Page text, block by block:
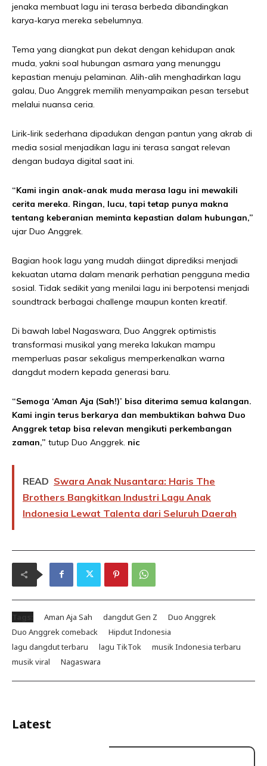
jenaka membuat lagu ini terasa berbeda dibandingkan
karya-karya mereka sebelumnya.
Tema yang diangkat pun dekat dengan kehidupan anak
muda, yakni soal hubungan asmara yang menunggu
kepastian menuju pelaminan. Alih-alih menghadirkan lagu
galau, Duo Anggrek memilih menyampaikan pesan tersebut
melalui nuansa ceria.
Lirik-lirik sederhana dipadukan dengan pantun yang akrab di
media sosial menjadikan lagu ini terasa sangat relevan
dengan budaya digital saat ini.
“Kami ingin anak-anak muda merasa lagu ini mewakili
cerita mereka. Ringan, lucu, tapi tetap punya makna
tentang keberanian meminta kepastian dalam hubungan,”
ujar Duo Anggrek.
Bagian hook lagu yang mudah diingat diprediksi menjadi
kekuatan utama dalam menarik perhatian pengguna media
sosial. Tidak sedikit yang menilai lagu ini berpotensi menjadi
soundtrack berbagai challenge maupun konten kreatif.
Di bawah label Nagaswara, Duo Anggrek optimistis
transformasi musikal yang mereka lakukan mampu
memperluas pasar sekaligus memperkenalkan warna
dangdut modern kepada generasi baru.
“Semoga ‘Aman Aja (Sah!)’ bisa diterima semua kalangan.
Kami ingin terus berkarya dan membuktikan bahwa Duo
Anggrek tetap bisa relevan mengikuti perkembangan
zaman,” tutup Duo Anggrek. nic
READ Swara Anak Nusantara: Haris The
Brothers Bangkitkan Industri Lagu Anak
Indonesia Lewat Talenta dari Seluruh Daerah
Aman Aja Sah dangdut Gen Z
Duo Anggrek
Duo Anggrek comeback
Hipdut Indonesia
lagu dangdut terbaru
lagu TikTok
musik Indonesia terbaru
musik viral
Nagaswara
Latest